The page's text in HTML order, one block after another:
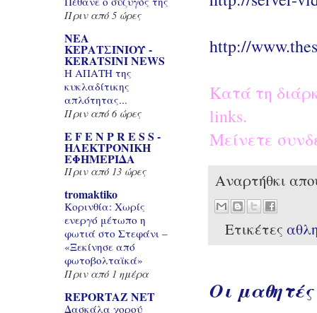
http://
Κατά τη
links.
Μείνετε
Αναρτήθκι
Ετικέτες
Οι μαθητές
Πριν από 5 ώρες
ΝΕΑ
ΚΕΡΑΤΣΙΝΙΟΥ -
KERATSINI NEWS
Η ΑΠΑΤΗ της
κυκλαδίτικης
απλότητας...
Πριν από 6 ώρες
E F E N P R E S S -
ΗΛΕΚΤΡΟΝΙΚΗ
ΕΦΗΜΕΡΙΔΑ
Πριν από 13 ώρες
tromaktiko
Κορινθία: Χωρίς
ενεργό μέτωπο η
φωτιά στο Στεφάνι –
«Ξεκίνησε από
φωτοβολταϊκά»
Πριν από 1 ημέρα
REPORTAZ NET
Δασκάλα χορού